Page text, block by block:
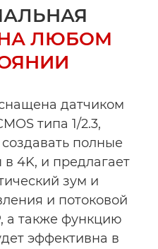
ЛЮБОМ
датчиком
типа 1/2.3,
полные
4K, и предлагает
зум и
и потоковой
а также функцию
эффективна в